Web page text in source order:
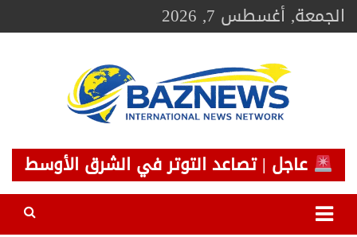
Skip
toالجمعة, أغسطس 7, 2026
BAZNEWS
شبكة باز الإخبارية
عاجل | تصاعد التوتر في الشرق الأوسط